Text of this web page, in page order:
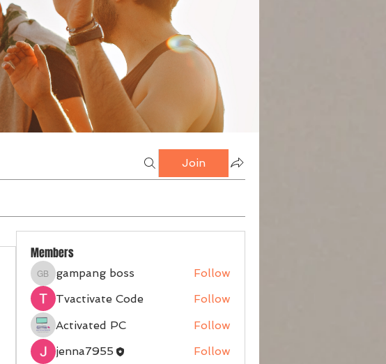
Join
Members
gampang boss
gampang boss
Follow
Tvactivate Code
Follow
Activated PC
Follow
jenna7955
Follow